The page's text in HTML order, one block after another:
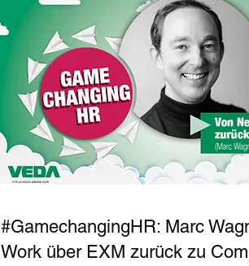
#GamechangingHR: Marc
Work über EXM zurück zu